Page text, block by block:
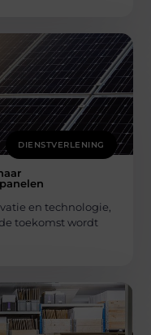
DIENSTVERLENING
en technologie,
toekomst wordt